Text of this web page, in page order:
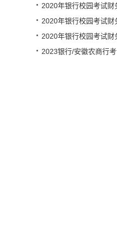
2020年银行校园考试财
2020年银行校园考试财
2020年银行校园考试财
2023银行/安徽农商行